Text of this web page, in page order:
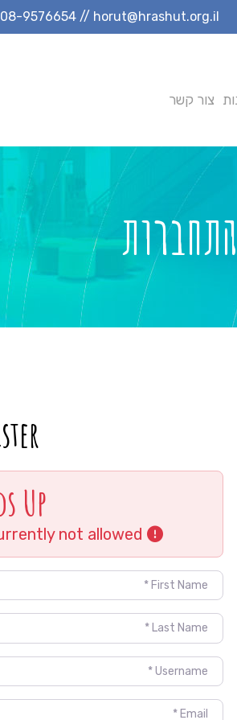
08-9576654 // horut@hrashut.org.il
צור קשר
Up!
User registration is currently not allowed.